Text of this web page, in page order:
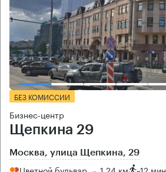
БЕЗ КОМИССИИ
Бизнес-центр
Щепкина 29
Москва, улица Щепкина, 29